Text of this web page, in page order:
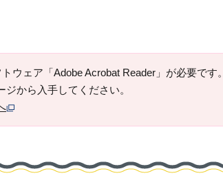
ウェア「Adobe Acrobat Reader」が必要です。
から入手してください。